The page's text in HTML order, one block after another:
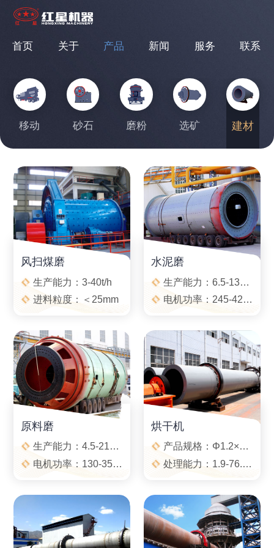
首页 关于 产品 新闻 服务 联系
移动 砂石 磨粉 选矿 建材
风扫煤磨
生产能力：3-40t/h
进料粒度：＜25mm
水泥磨
生产能力：6.5-135t/h
电机功率：245-4200kw
原料磨
生产能力：4.5-210t/h
电机功率：130-3550kw
烘干机
产品规格：Φ1.2×8.0m-Φ3.6×28m
处理能力：1.9-76.0t/h